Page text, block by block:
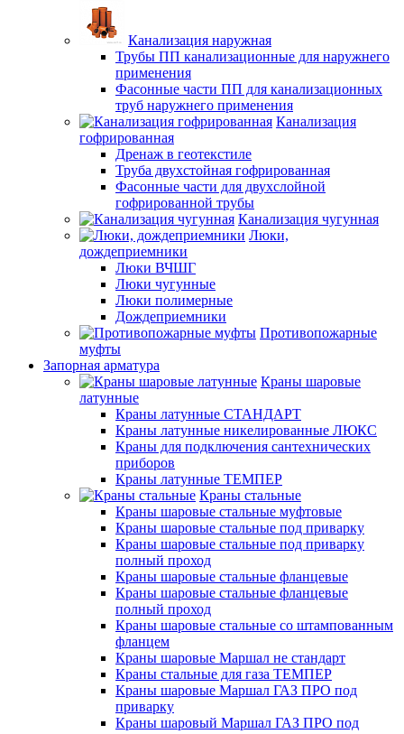
Канализация наружная
Трубы ПП канализационные для наружнего
применения
Фасонные части ПП для канализационных
труб наружнего применения
Канализация
гофрированная
Дренаж в геотекстиле
Труба двухстойная гофрированная
Фасонные части для двухслойной
гофрированной трубы
Канализация чугунная
Люки,
дождеприемники
Люки ВЧШГ
Люки чугунные
Люки полимерные
Дождеприемники
Противопожарные
муфты
Запорная арматура
Краны шаровые
латунные
Краны латунные СТАНДАРТ
Краны латунные никелированные ЛЮКС
Краны для подключения сантехнических
приборов
Краны латунные ТЕМПЕР
Краны стальные
Краны шаровые стальные муфтовые
Краны шаровые стальные под приварку
Краны шаровые стальные под приварку
полный проход
Краны шаровые стальные фланцевые
Краны шаровые стальные фланцевые
полный проход
Краны шаровые стальные со штампованным
фланцем
Краны шаровые Маршал не стандарт
Краны стальные для газа ТЕМПЕР
Краны шаровые Маршал ГАЗ ПРО под
приварку
Краны шаровый Маршал ГАЗ ПРО под